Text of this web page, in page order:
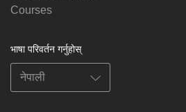
Courses
भाषा परिवर्तन गर्नुहोस्